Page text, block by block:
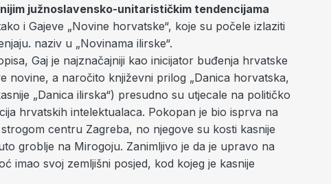
južnoslavensko-unitarističkim tendencijama
i Gajeve „Novine horvatske“, koje su počele izlaziti
naziv u „Novinama ilirske“.
Gaj je najznačajniji kao inicijator buđenja hrvatske
novine, a naročito književni prilog „Danica horvatska,
„Danica ilirska“) presudno su utjecale na političko
hrvatskih intelektualaca. Pokopan je bio isprva na
centru Zagreba, no njegove su kosti kasnije
groblje na Mirogoju. Zanimljivo je da je upravo na
imao svoj zemljišni posjed, kod kojeg je kasnije